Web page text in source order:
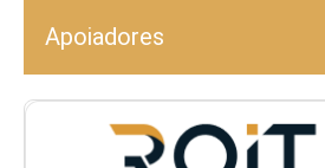
Apoiadores